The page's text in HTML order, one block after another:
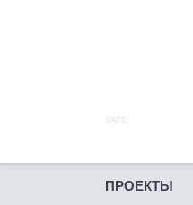
SAPE:
ПРОЕКТЫ